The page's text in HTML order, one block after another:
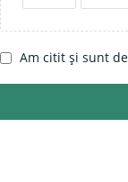
Am citit și sunt